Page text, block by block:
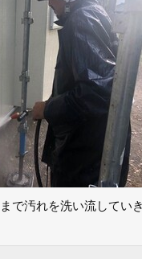
で汚れを洗い流してい